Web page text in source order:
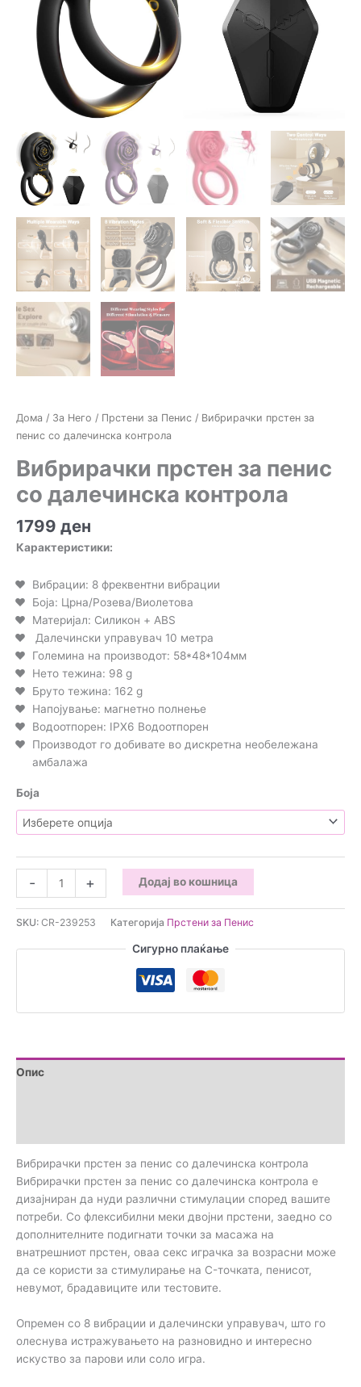
Дома / За Него / Прстени за Пенис / Вибрирачки прстен за
пенис со далечинска контрола
Вибрирачки прстен за пенис
со далечинска контрола
1799 ден
Карактеристики:
Вибрации: 8 фреквентни вибрации
Боја: Црна/Розева/Виолетова
Материјал: Силикон + ABS
Далечински управувач 10 метра
Големина на производот: 58*48*104мм
Нето тежина: 98 g
Бруто тежина: 162 g
Напојување: магнетно полнење
Водоотпорен: IPX6 Водоотпорен
Производот го добивате во дискретна необележана
амбалажа
Боја
-
Вибрирачки
прстен
за
пенис
со
+ Додај во кошница
SKU: CR-239253 Категорија Прстени за Пенис
Сигурно плаќање
Опис
Вибрирачки прстен за пенис со далечинска контрола
Вибрирачки прстен за пенис со далечинска контрола е
дизајниран да нуди различни стимулации според вашите
потреби. Со флексибилни меки двојни прстени, заедно со
дополнителните подигнати точки за масажа на
внатрешниот прстен, оваа секс играчка за возрасни може
да се користи за стимулирање на C-точката, пенисот,
невумот, брадавиците или тестовите.
Опремен со 8 вибрации и далечински управувач, што го
олеснува истражувањето на разновидно и интересно
искуство за парови или соло игра.